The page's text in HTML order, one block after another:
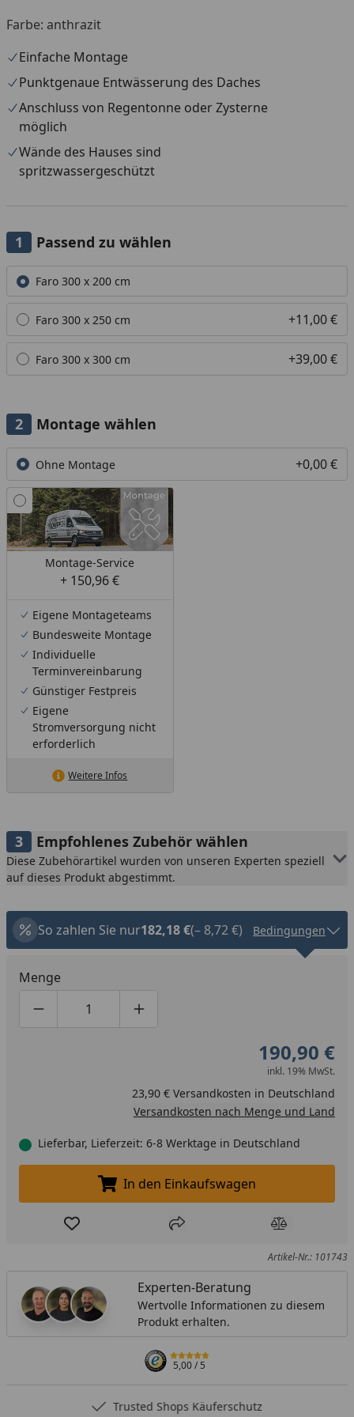
Farbe: anthrazit
Einfache Montage
Punktgenaue Entwässerung des Daches
Anschluss von Regentonne oder Zysterne
möglich
Wände des Hauses sind
spritzwassergeschützt
Passend zu wählen
Alle anzeigen (3)
Faro 300 x 200 cm
Faro 300 x 250 cm +11,00 €
Faro 300 x 300 cm +39,00 €
Montage wählen
Ohne Montage +0,00 €
Montage-Service
+ 150,96 €
Eigene Montageteams
Bundesweite Montage
Individuelle
Terminvereinbarung
Günstiger Festpreis
Eigene
Stromversorgung nicht
erforderlich
Weitere Infos
Empfohlenes Zubehör wählen
Diese Zubehörartikel wurden von unseren Experten speziell
auf dieses Produkt abgestimmt.
So zahlen Sie nur182,18 €(– 8,72 €) Bedingungen
Menge
Produktmenge um eins verringern
Produktmenge manuell eingeben
Produktmenge um eins erhöhen
190,90 €
inkl. 19% MwSt.
23,90 € Versandkosten in Deutschland
Versandkosten nach Menge und Land
Lieferbar, Lieferzeit: 6-8 Werktage in Deutschland
In den Einkaufswagen legen
In den Einkaufswagen
Produkt zur Wunschliste hinzufügen
Teilen Produkt
Artikel-Nr.: 101743
Experten-Beratung
Wertvolle Informationen zu diesem
Produkt erhalten.
5,00/ 5
Trusted Shops Käuferschutz